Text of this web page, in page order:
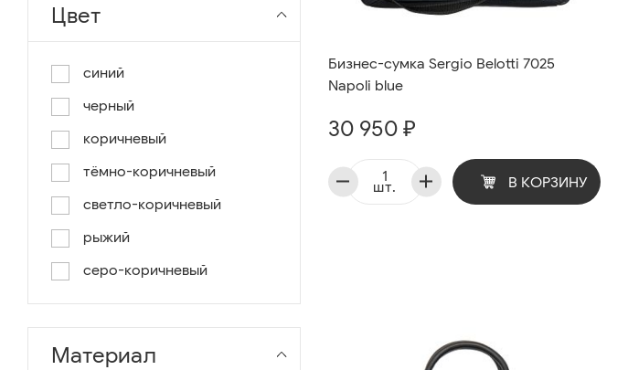
Цвет
синий
черный
коричневый
тёмно-коричневый
светло-коричневый
рыжий
серо-коричневый
Материал
Бизнес-сумка Sergio Belotti 7025
Napoli blue
30 950 ₽
шт. В КОРЗИНУ